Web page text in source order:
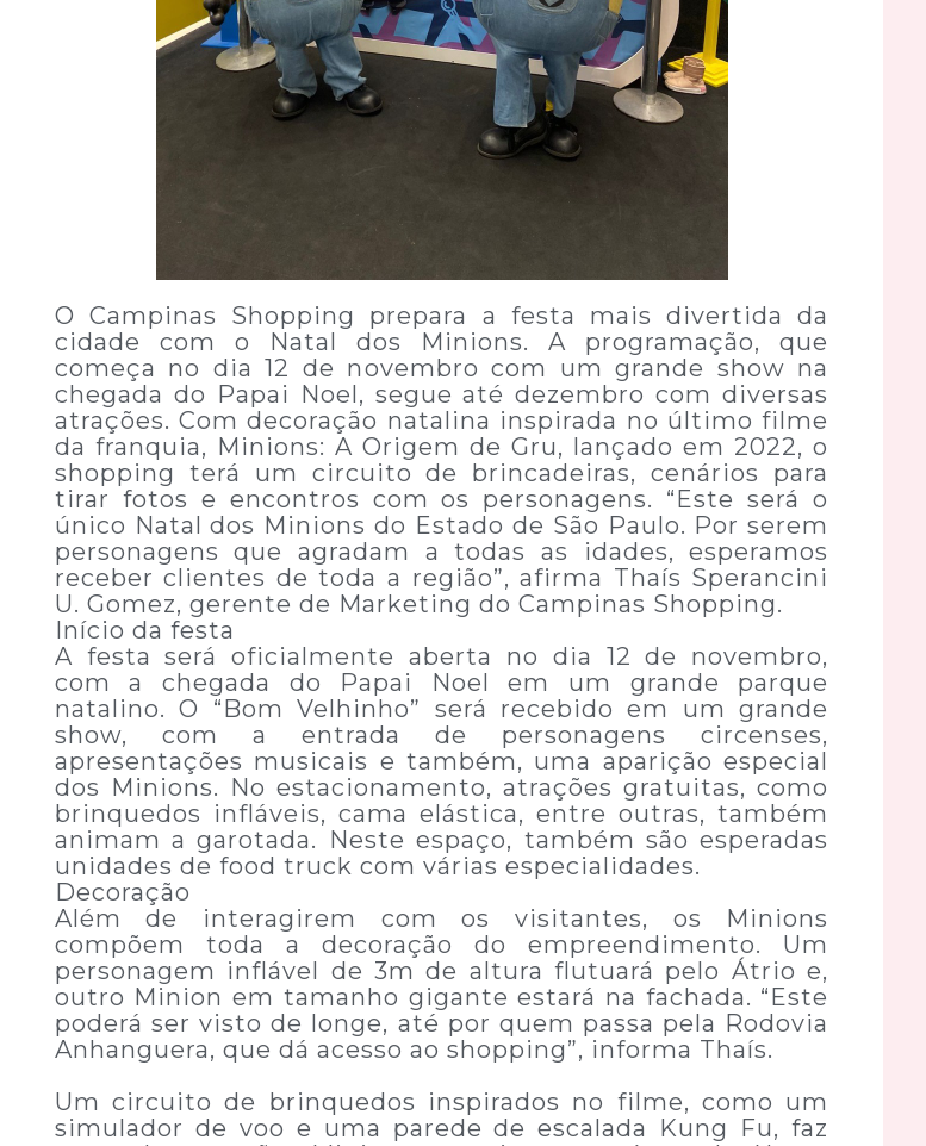
O Campinas Shopping prepara a festa mais divertida da
cidade com o Natal dos Minions. A programação, que
começa no dia 12 de novembro com um grande show na
chegada do Papai Noel, segue até dezembro com diversas
atrações. Com decoração natalina inspirada no último filme
da franquia, Minions: A Origem de Gru, lançado em 2022, o
shopping terá um circuito de brincadeiras, cenários para
tirar fotos e encontros com os personagens. “Este será o
único Natal dos Minions do Estado de São Paulo. Por serem
personagens que agradam a todas as idades, esperamos
receber clientes de toda a região”, afirma Thaís Sperancini
U. Gomez, gerente de Marketing do Campinas Shopping.
Início da festa
A festa será oficialmente aberta no dia 12 de novembro,
com a chegada do Papai Noel em um grande parque
natalino. O “Bom Velhinho” será recebido em um grande
show, com a entrada de personagens circenses,
apresentações musicais e também, uma aparição especial
dos Minions. No estacionamento, atrações gratuitas, como
brinquedos infláveis, cama elástica, entre outras, também
animam a garotada. Neste espaço, também são esperadas
unidades de food truck com várias especialidades.
Decoração
Além de interagirem com os visitantes, os Minions
compõem toda a decoração do empreendimento. Um
personagem inflável de 3m de altura flutuará pelo Átrio e,
outro Minion em tamanho gigante estará na fachada. “Este
poderá ser visto de longe, até por quem passa pela Rodovia
Anhanguera, que dá acesso ao shopping”, informa Thaís.
Um circuito de brinquedos inspirados no filme, como um
simulador de voo e uma parede de escalada Kung Fu, faz